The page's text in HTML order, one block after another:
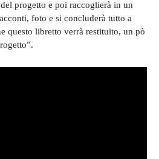
progetto e poi raccoglierà in un
foto e si concluderà tutto a
questo libretto verrà restituito, un pò